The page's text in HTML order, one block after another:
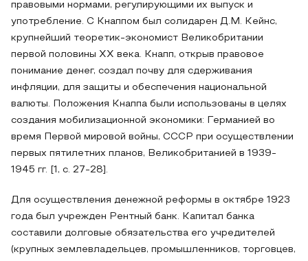
правовыми нормами, регулирующими их выпуск и
употребление. С Кнаппом был солидарен Д.М. Кейнс,
крупнейший теоретик-экономист Великобритании
первой половины ХХ века. Кнапп, открыв правовое
понимание денег, создал почву для сдерживания
инфляции, для защиты и обеспечения национальной
валюты. Положения Кнаппа были использованы в целях
создания мобилизационной экономики: Германией во
время Первой мировой войны, СССР при осуществлении
первых пятилетних планов, Великобританией в 1939-
1945 гг. [1, с. 27-28].
Для осуществления денежной реформы в октябре 1923
года был учрежден Рентный банк. Капитал банка
составили долговые обязательства его учредителей
(крупных землевладельцев, промышленников, торговцев,